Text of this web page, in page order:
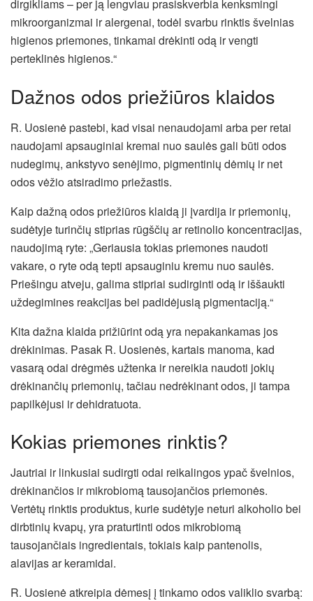
dirgikliams – per ją lengviau prasiskverbia kenksmingi
mikroorganizmai ir alergenai, todėl svarbu rinktis švelnias
higienos priemones, tinkamai drėkinti odą ir vengti
perteklinės higienos.“
Dažnos odos priežiūros klaidos
R. Uosienė pastebi, kad visai nenaudojami arba per retai
naudojami apsauginiai kremai nuo saulės gali būti odos
nudegimų, ankstyvo senėjimo, pigmentinių dėmių ir net
odos vėžio atsiradimo priežastis.
Kaip dažną odos priežiūros klaidą ji įvardija ir priemonių,
sudėtyje turinčių stiprias rūgščių ar retinolio koncentracijas,
naudojimą ryte: „Geriausia tokias priemones naudoti
vakare, o ryte odą tepti apsauginiu kremu nuo saulės.
Priešingu atveju, galima stipriai sudirginti odą ir iššaukti
uždegimines reakcijas bei padidėjusią pigmentaciją.“
Kita dažna klaida prižiūrint odą yra nepakankamas jos
drėkinimas. Pasak R. Uosienės, kartais manoma, kad
vasarą odai drėgmės užtenka ir nereikia naudoti jokių
drėkinančių priemonių, tačiau nedrėkinant odos, ji tampa
papilkėjusi ir dehidratuota.
Kokias priemones rinktis?
Jautriai ir linkusiai sudirgti odai reikalingos ypač švelnios,
drėkinančios ir mikrobiomą tausojančios priemonės.
Vertėtų rinktis produktus, kurie sudėtyje neturi alkoholio bei
dirbtinių kvapų, yra praturtinti odos mikrobiomą
tausojančiais ingredientais, tokiais kaip pantenolis,
alavijas ar keramidai.
R. Uosienė atkreipia dėmesį į tinkamo odos valiklio svarbą: